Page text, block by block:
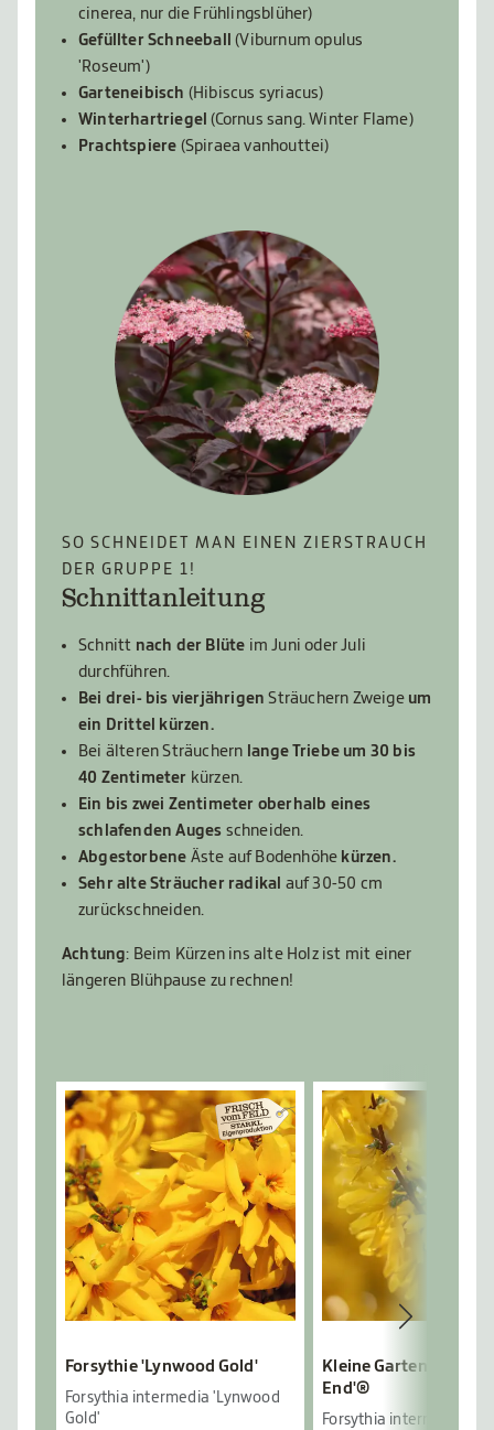
cinerea, nur die Frühlingsblüher)
Gefüllter Schneeball
(Viburnum opulus
'Roseum')
Garteneibisch (Hibiscus syriacus)
Winterhartriegel(Cornus sang. Winter Flame)
Prachtspiere (Spiraea vanhouttei)
SO SCHNEIDET MAN EINEN ZIERSTRAUCH
DER GRUPPE 1!
Schnittanleitung
Schnitt nach der Blüte im Juni oder Juli
durchführen.
Bei drei- bis vierjährigen Sträuchern Zweige um
ein Drittel kürzen.
Bei älteren Sträuchern lange Triebe um 30 bis
40 Zentimeter kürzen.
Ein bis zwei Zentimeter oberhalb eines
schlafenden Auges schneiden.
Abgestorbene Äste auf Bodenhöhe kürzen.
Sehr alte Sträucher radikal auf 30-50 cm
zurückschneiden.
Achtung: Beim Kürzen ins alte Holz ist mit einer
längeren Blühpause zu rechnen!
Forsythie 'Lynwood Gold'
Forsythia intermedia 'Lynwood
Gold'
Kleine
End'®
Forsythia intermedia